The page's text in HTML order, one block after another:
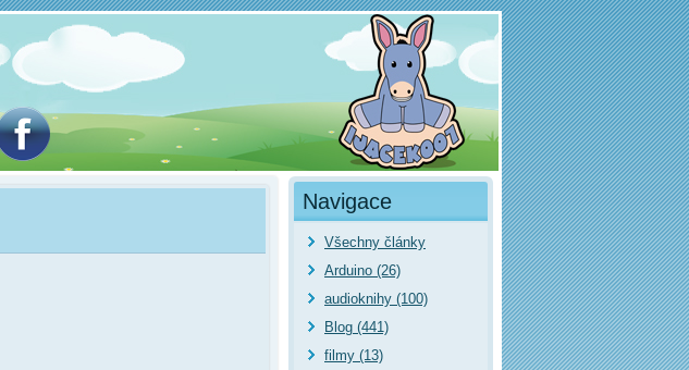
Navigace
Všechny články
Arduino (26)
audioknihy (100)
Blog (441)
filmy (13)